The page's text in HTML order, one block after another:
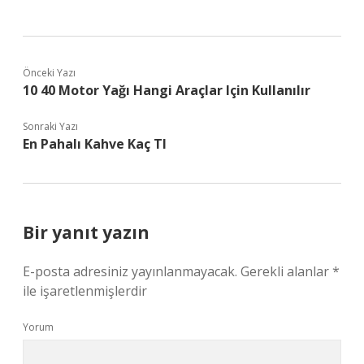
Önceki Yazı
10 40 Motor Yağı Hangi Araçlar Için Kullanılır
Sonraki Yazı
En Pahalı Kahve Kaç Tl
Bir yanıt yazın
E-posta adresiniz yayınlanmayacak. Gerekli alanlar*
ile işaretlenmişlerdir
Yorum